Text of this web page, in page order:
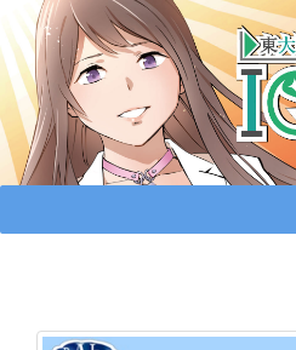
ン
テ
ン
ツ
へ